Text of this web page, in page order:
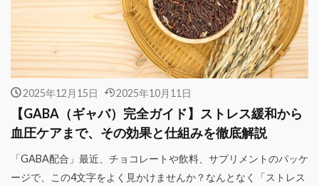
2025年12月15日 2025年10月11日
【GABA（ギャバ）完全ガイド】ストレス緩和から
血圧ケアまで、その効果と仕組みを徹底解説
「GABA配合」最近、チョコレートや飲料、サプリメントのパッケ
ージで、この4文字をよく見かけませんか？なんとなく「ストレス